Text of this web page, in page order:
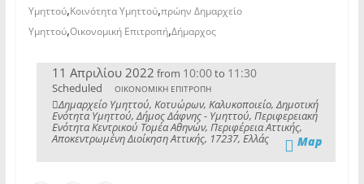
Υμηττού,Κοινότητα Υμηττού,πρώην Δημαρχείο
Υμηττού,Οικονομική Επιτροπή,Δήμαρχος
11 Απριλίου 2022 from 10:00to 11:30
Scheduled ΟΙΚΟΝΟΜΙΚΗ ΕΠΙΤΡΟΠΗ
Δημαρχείο Υμηττού, Κοτυώρων, Καλυκοποιείο, Δημοτική
Ενότητα Υμηττού, Δήμος Δάφνης - Υμηττού, Περιφερειακή
Ενότητα Κεντρικού Τομέα Αθηνών, Περιφέρεια Αττικής,
Αποκεντρωμένη Διοίκηση Αττικής, 17237, Ελλάς Map